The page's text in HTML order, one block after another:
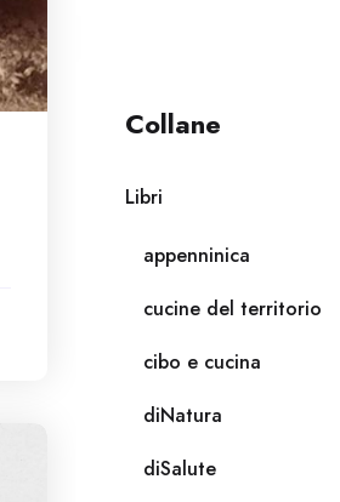
Collane
Libri
appenninica
cucine del territorio
cibo e cucina
diNatura
diSalute